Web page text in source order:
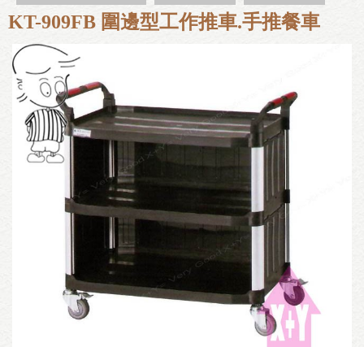
KT-909FB 圍邊型工作推車.手推餐車